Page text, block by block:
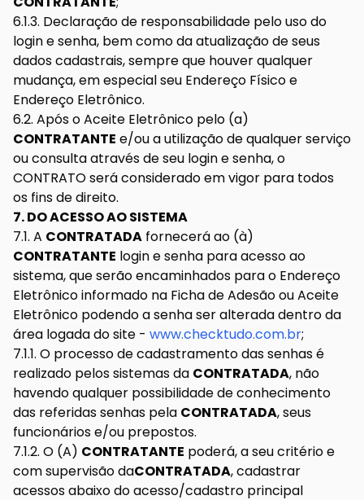
6.1.3. Declaração de responsabilidade pelo uso do
login e senha, bem como da atualização de seus
dados cadastrais, sempre que houver qualquer
mudança, em especial seu Endereço Físico e
Endereço Eletrônico.
6.2. Após o Aceite Eletrônico pelo (a)
CONTRATANTE e/ou a utilização de qualquer serviço
ou consulta através de seu login e senha, o
CONTRATO será considerado em vigor para todos
os fins de direito.
7. DO ACESSO AO SISTEMA
7.1. A CONTRATADA fornecerá ao (à)
CONTRATANTE login e senha para acesso ao
sistema, que serão encaminhados para o Endereço
Eletrônico informado na Ficha de Adesão ou Aceite
Eletrônico podendo a senha ser alterada dentro da
área logada do site - www.checktudo.com.br;
7.1.1. O processo de cadastramento das senhas é
realizado pelos sistemas da CONTRATADA, não
havendo qualquer possibilidade de conhecimento
das referidas senhas pela CONTRATADA, seus
funcionários e/ou prepostos.
7.1.2. O (A) CONTRATANTE poderá, a seu critério e
com supervisão daCONTRATADA, cadastrar
acessos abaixo do acesso/cadastro principal